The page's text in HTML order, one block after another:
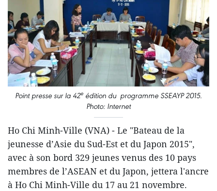
Point presse sur la 42e édition du programme SSEAYP 2015.
Photo: Internet
Ho Chi Minh-Ville (VNA) - Le "Bateau de la
jeunesse d’Asie du Sud-Est et du Japon 2015",
avec à son bord 329 jeunes venus des 10 pays
membres de l’ASEAN et du Japon, jettera l'ancre
à Ho Chi Minh-Ville du 17 au 21 novembre.